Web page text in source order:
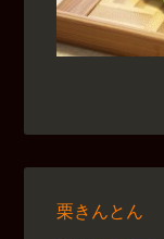
栗きんとん